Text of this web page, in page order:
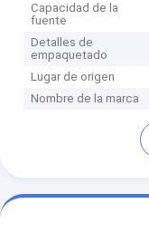
Capacidad de la
fuente
Detalles de
empaquetado
Lugar de origen
Nombre de la marca